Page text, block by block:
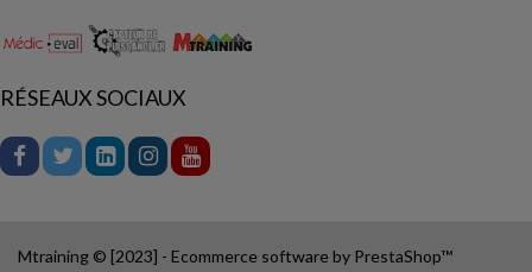
RÉSEAUX SOCIAUX
Mtraining © [2023] - Ecommerce software by PrestaShop™